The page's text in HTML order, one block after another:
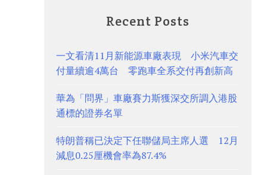
Recent Posts
一文看清11月新能源車廠表現 小米汽車交
付量續逾4萬台 零跑車全系交付再創新高
華為「問界」車廠賽力斯獲深交所調入港股
通標的證券名單
特朗普稱已決定下任聯儲局主席人選 12月
減息0.25厘機會率為87.4%